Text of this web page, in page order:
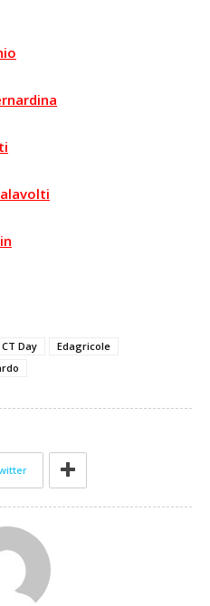
CT Day
Edagricole